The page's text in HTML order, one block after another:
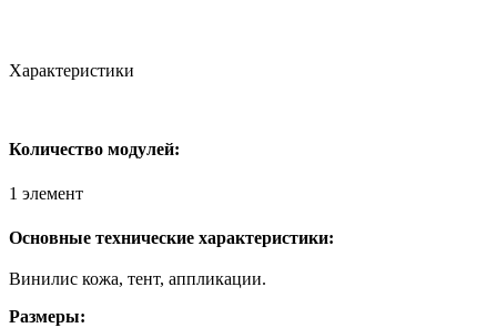
Характеристики
Количество модулей:
1 элемент
Основные технические характеристики:
Винилис кожа, тент, аппликации.
Размеры: